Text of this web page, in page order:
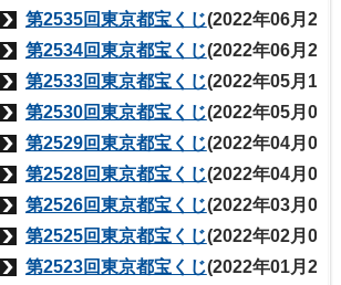
第2535回東京都宝くじ(2022年06月24
第2534回東京都宝くじ(2022年06月24
第2533回東京都宝くじ(2022年05月13
第2530回東京都宝くじ(2022年05月02
第2529回東京都宝くじ(2022年04月05
第2528回東京都宝くじ(2022年04月05
第2526回東京都宝くじ(2022年03月04
第2525回東京都宝くじ(2022年02月04
第2523回東京都宝くじ(2022年01月28